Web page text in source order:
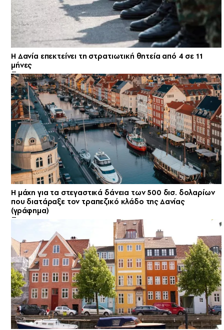
Η Δανία επεκτείνει τη στρατιωτική θητεία από 4 σε 11
μήνες
Η μάχη για τα στεγαστικά δάνεια των 500 δισ. δολαρίων
που διατάραξε τον τραπεζικό κλάδο της Δανίας
(γράφημα)